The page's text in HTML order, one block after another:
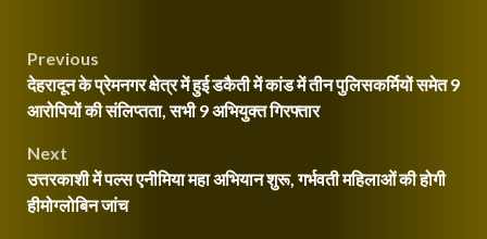
Continue
Reading
Post
navigation
Previous
देहरादून के प्रेमनगर क्षेत्र में हुई डकैती में कांड में तीन पुलिसकर्मियों समेत 9
आरोपियों की संलिप्तता, सभी 9 अभियुक्त गिरफ्तार
Next
उत्तरकाशी में पल्स एनीमिया महा अभियान शुरू, गर्भवती महिलाओं की होगी
हीमोग्लोबिन जांच